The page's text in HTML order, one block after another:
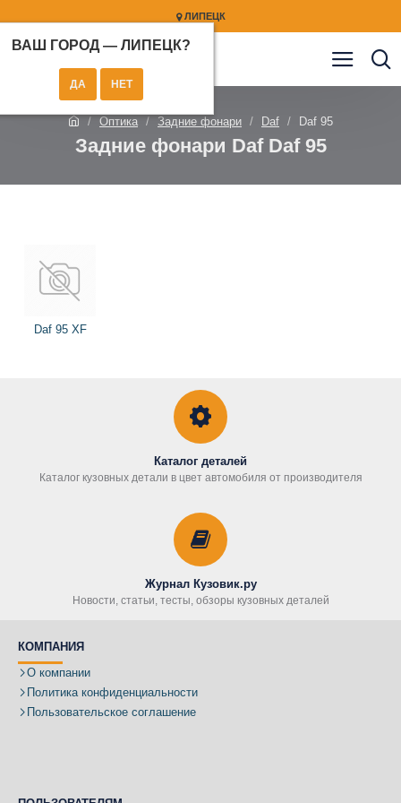
ЛИПЕЦК
ВАШ ГОРОД — ЛИПЕЦК?
Оптика Задние фонари Daf Daf 95
Задние фонари Daf Daf 95
Daf 95 XF
Каталог деталей
Каталог кузовных детали в цвет автомобиля от производителя
Журнал Кузовик.ру
Новости, статьи, тесты, обзоры кузовных деталей
КОМПАНИЯ
О компании
Политика конфиденциальности
Пользовательское соглашение